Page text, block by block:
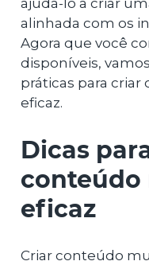
ajudá-lo a criar
alinhada com os
Agora que você
disponíveis,
práticas para
eficaz.
Dicas
eficaz
Criar conteúdo